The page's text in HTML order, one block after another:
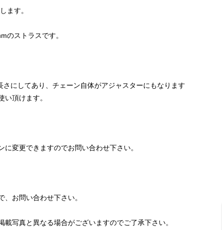
にしてあり、チェーン自体がアジャスターにもなります